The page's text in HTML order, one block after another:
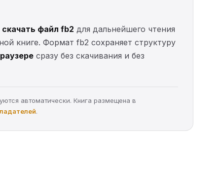
скачать файл fb2 для дальнейшего чтения
книге. Формат fb2 сохраняет структуру
сразу без скачивания и без
автоматически. Книга размещена в
.